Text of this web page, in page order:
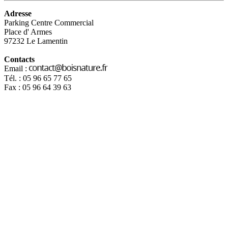
Adresse
Parking Centre Commercial
Place d' Armes
97232 Le Lamentin
Contacts
Email :
Tél. : 05 96 65 77 65
Fax : 05 96 64 39 63